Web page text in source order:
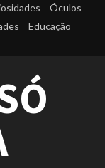
Óculos
Educação